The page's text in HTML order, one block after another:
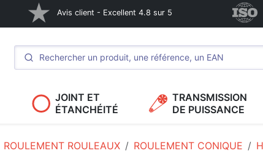
Avis client - Excellent 4.8 sur 5
JOINT ET
ÉTANCHÉITÉ
TRANSMISSION
DE PUISSANCE
ROULEMENT ROULEAUX ROULEMENT CONIQUE